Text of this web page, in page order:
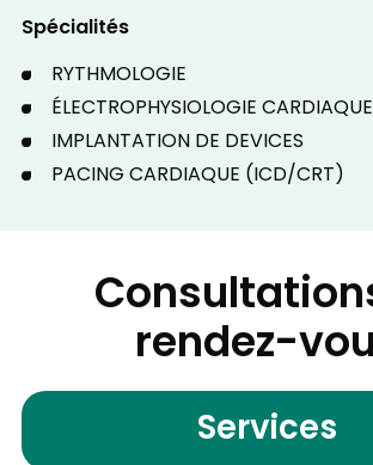
Spécialités
RYTHMOLOGIE
ÉLECTROPHYSIOLOGIE CARDIAQUE
IMPLANTATION DE DEVICES
PACING CARDIAQUE (ICD/CRT)
rendez-
Services